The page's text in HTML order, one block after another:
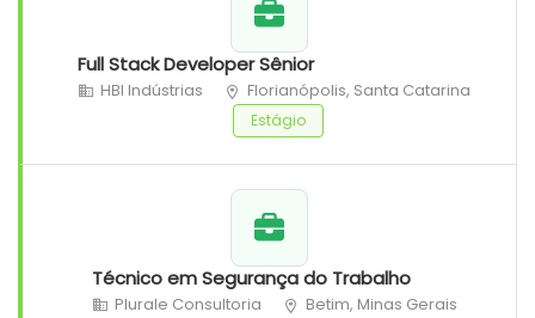
Full Stack Developer Sênior
HBI Indústrias Florianópolis, Santa Catarina
Estágio
Técnico em Segurança do Trabalho
Plurale Consultoria Betim, Minas Gerais